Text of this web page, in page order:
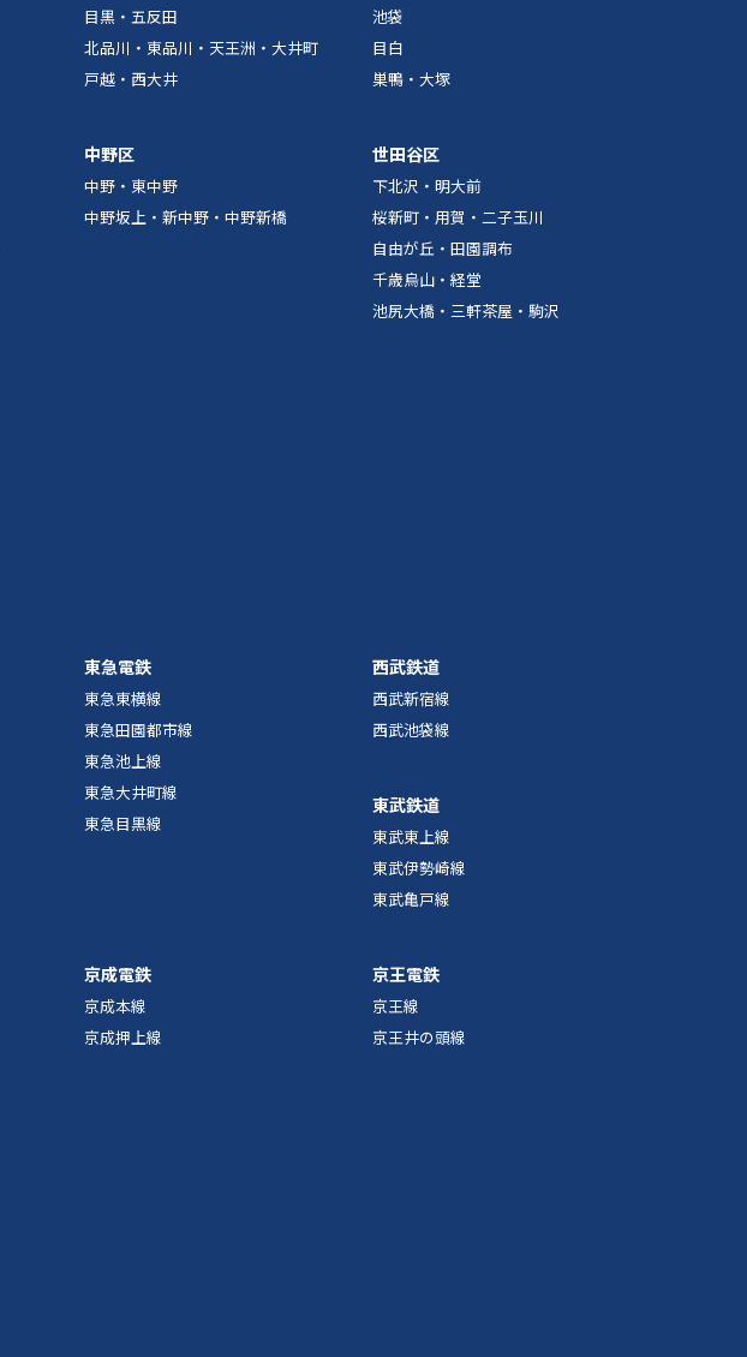
目黒・五反田
北品川・東品川・天王洲・大井町
戸越・西大井
池袋
目白
巣鴨・大塚
中野区
中野・東中野
中野坂上・新中野・中野新橋
世田谷区
下北沢・明大前
桜新町・用賀・二子玉川
自由が丘・田園調布
千歳烏山・経堂
池尻大橋・三軒茶屋・駒沢
東急電鉄
東急東横線
東急田園都市線
東急池上線
東急大井町線
東急目黒線
西武鉄道
西武新宿線
西武池袋線
東武鉄道
東武東上線
東武伊勢崎線
東武亀戸線
京成電鉄
京成本線
京成押上線
京王電鉄
京王線
京王井の頭線